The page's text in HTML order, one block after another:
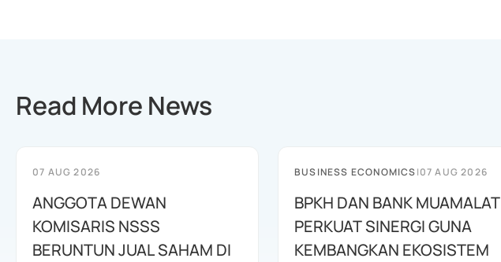
Read More News
07 AUG 2026
ANGGOTA DEWAN
KOMISARIS NSSS
BERUNTUN JUAL SAHAM DI
BUSINESS ECONOMICS|07 AUG 2026
BPKH DAN BANK MUAMALAT
PERKUAT SINERGI GUNA
KEMBANGKAN EKOSISTEM